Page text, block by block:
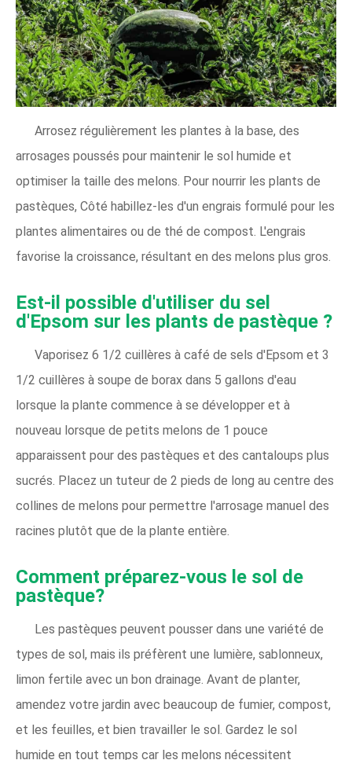
Arrosez régulièrement les plantes à la base, des
arrosages poussés pour maintenir le sol humide et
optimiser la taille des melons. Pour nourrir les plants de
pastèques, Côté habillez-les d'un engrais formulé pour les
plantes alimentaires ou de thé de compost. L'engrais
favorise la croissance, résultant en des melons plus gros.
Est-il possible d'utiliser du sel
d'Epsom sur les plants de pastèque ?
Vaporisez 6 1/2 cuillères à café de sels d'Epsom et 3
1/2 cuillères à soupe de borax dans 5 gallons d'eau
lorsque la plante commence à se développer et à
nouveau lorsque de petits melons de 1 pouce
apparaissent pour des pastèques et des cantaloups plus
sucrés. Placez un tuteur de 2 pieds de long au centre des
collines de melons pour permettre l'arrosage manuel des
racines plutôt que de la plante entière.
Comment préparez-vous le sol de
pastèque?
Les pastèques peuvent pousser dans une variété de
types de sol, mais ils préfèrent une lumière, sablonneux,
limon fertile avec un bon drainage. Avant de planter,
amendez votre jardin avec beaucoup de fumier, compost,
et les feuilles, et bien travailler le sol. Gardez le sol
humide en tout temps car les melons nécessitent